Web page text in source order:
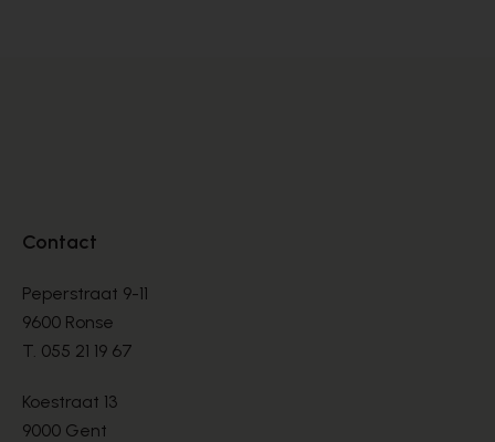
Contact
Peperstraat 9-11
9600 Ronse
T. 055 21 19 67
Koestraat 13
9000 Gent